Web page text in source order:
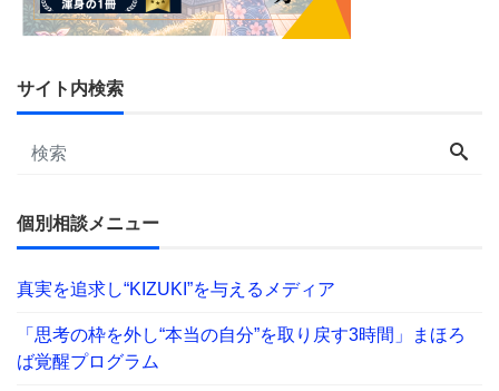
サイト内検索
個別相談メニュー
真実を追求し“KIZUKI”を与えるメディア
「思考の枠を外し“本当の自分”を取り戻す3時間」まほろ
ば覚醒プログラム